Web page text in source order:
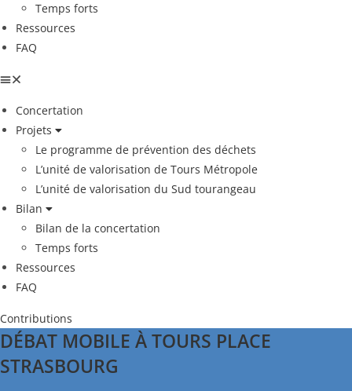
Temps forts
Ressources
FAQ
Concertation
Projets
Le programme de prévention des déchets
L’unité de valorisation de Tours Métropole
L’unité de valorisation du Sud tourangeau
Bilan
Bilan de la concertation
Temps forts
Ressources
FAQ
Contributions
DÉBAT MOBILE À TOURS PLACE
STRASBOURG